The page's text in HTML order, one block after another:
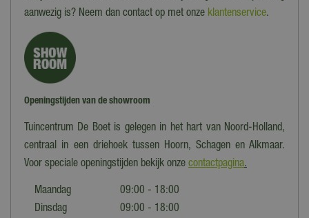
aanwezig is? Neem dan contact op met onze klantenservice.
Openingstijden van de showroom
Tuincentrum De Boet is gelegen in het hart van Noord-Holland,
centraal in een driehoek tussen Hoorn, Schagen en Alkmaar.
Voor speciale openingstijden bekijk onze contactpagina.
Maandag
09:00 - 18:00
Dinsdag
09:00 - 18:00